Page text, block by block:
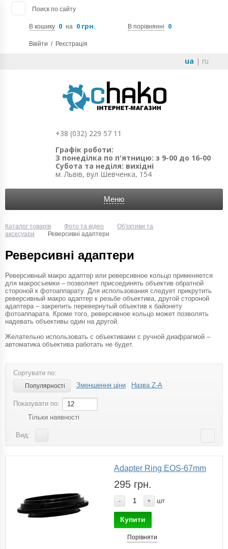
Поиск по сайту
В кошику 0 на 0 грн. В порівнянні 0
Ввійти / Реєстрація
ua | ru
+38 (032) 229 57 11
Графік роботи:
З понеділка по п'ятницю: з 9-00 до 16-00
Субота та неділя: вихідні
м. Львів, вул Шевченка, 154
Меню
Каталог товарів Фото та відео
Об'єктиви та
аксесуари
Реверсивні адаптери
Реверсивні адаптери
Реверсивный макро адаптер или реверсивное кольцо применяется
для макросъемки – позволяет присоединять объектив обратной
стороной к фотоаппарату. Для использования следует прикрутить
реверсивный макро адаптер к резьбе объектива, другой стороной
адаптера – закрепить перевернутый объектив к байонету
фотоаппарата. Кроме того, реверсивное кольцо может позволять
надевать объективы один на другой.
Желательно использовать с объективами с ручной диафрагмой –
автоматика объектива работать не будет.
Сортувати по:
Популярності Зменшення ціни Назва Z-A
Показувати по:
12
Тільки наявності
Вид:
Adapter Ring EOS-67mm
295 грн.
- + шт
Купити
Порівняти